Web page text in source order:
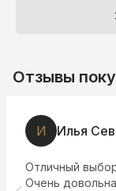
Отзывы
И Илья
Отличный
Очень